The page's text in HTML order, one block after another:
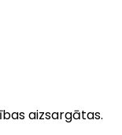
aizsargātas.